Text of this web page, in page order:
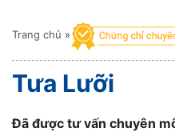
Trang chủ »
Tưa Lưỡi
Đã được tư vấn chuyên